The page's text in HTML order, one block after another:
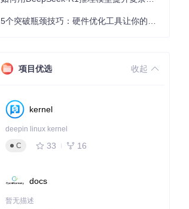
项目优选 收起
kernel
deepin linux kernel
C
33 16
docs
暂无描述